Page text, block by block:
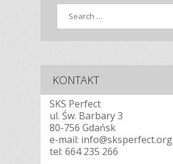
Search
KONTAKT
SKS Perfect
ul. Św. Barbary 3
80-756 Gdańsk
e-mail: info@sksperfect.org
tel: 664 235 266